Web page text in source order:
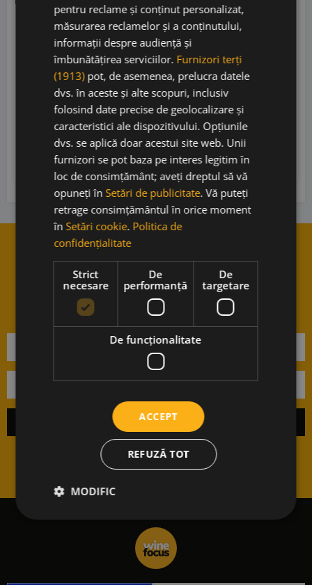
Sarmenti Antieri Susumaniello 2022
Schola Sarmenti• Italia• IGT Salento
lei
95,00lei
Adaugă în coș
Vrei sa stii cand avem noutati?
Aboneaza-te la newsletter-ul
nostru.
pentru reclame și conținut personalizat,
măsurarea reclamelor și a conținutului,
informații despre audiență și
îmbunătățirea serviciilor. Furnizori terți
(1913)pot, de asemenea, prelucra datele
dvs. în aceste și alte scopuri, inclusiv
folosind date precise de geolocalizare și
caracteristici ale dispozitivului. Opțiunile
dvs. se aplică doar acestui site web. Unii
furnizori se pot baza pe interes legitim în
loc de consimțământ; aveți dreptul să vă
opuneți în Setări de publicitate. Vă puteți
retrage consimțământul în orice moment
în Setări cookie. Politica de
confidențialitate
Strict
necesare
De
performanță
De
targetare
De funcţionalitate
ACCEPT
REFUZĂ TOT
MODIFIC